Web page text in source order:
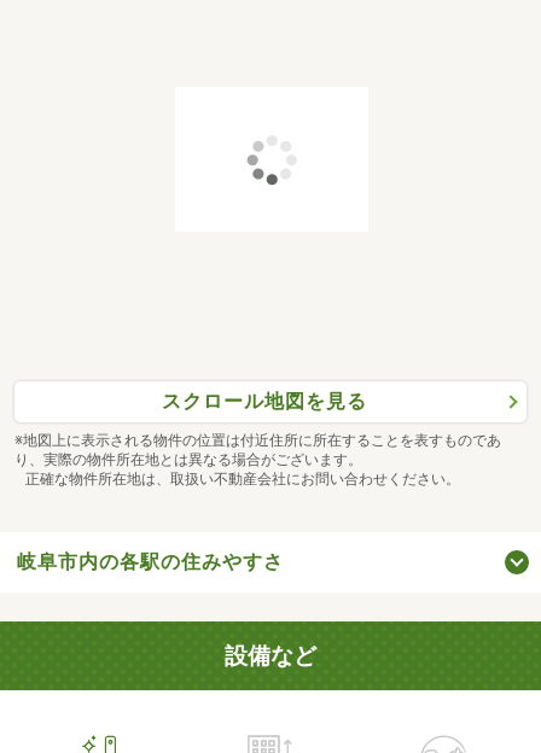
スクロール地図を見る
※地図上に表示される物件の位置は付近住所に所在することを表すものであ
り、実際の物件所在地とは異なる場合がございます。
正確な物件所在地は、取扱い不動産会社にお問い合わせください。
岐阜市内の各駅の住みやすさ
設備など